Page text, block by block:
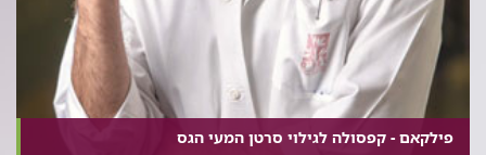
פילקאם - קפסולה לגילוי סרטן המעי הגס